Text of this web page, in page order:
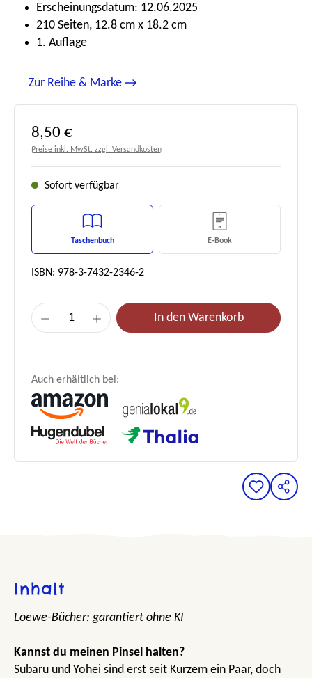
Erscheinungsdatum: 12.06.2025
210 Seiten, 12.8 cm x 18.2 cm
1. Auflage
Zur Reihe & Marke
Regulärer Preis:
8,50 €
Preise inkl. MwSt. zzgl. Versandkosten
Sofort verfügbar
Taschenbuch E-Book
ISBN: 978-3-7432-2346-2
Produkt Anzahl: Gib den gewünschten
In den Warenkorb
Auch erhältlich bei:
Inhalt
Loewe-Bücher: garantiert ohne KI
Kannst du meinen Pinsel halten?
Subaru und Yohei sind erst seit Kurzem ein Paar, doch